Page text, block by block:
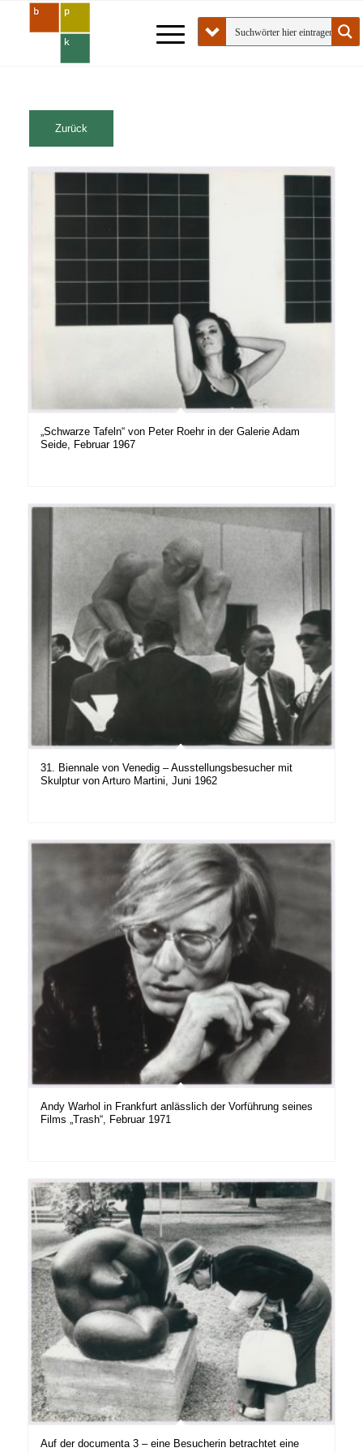
„Schwarze Tafeln“ von Peter Roehr in der Galerie Adam
Seide, Februar 1967
31. Biennale von Venedig – Ausstellungsbesucher mit
Skulptur von Arturo Martini, Juni 1962
Andy Warhol in Frankfurt anlässlich der Vorführung seines
Films „Trash“, Februar 1971
Auf der documenta 3 – eine Besucherin betrachtet eine